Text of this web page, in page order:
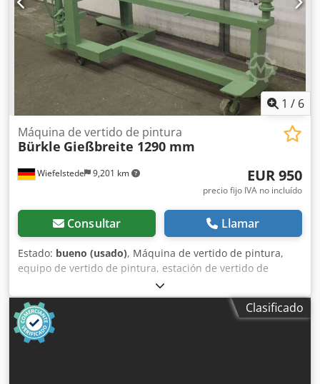
1 / 6
Wiefelstede 9,201 km
Máquina de vertido de pintura
Bürkle Gießbreite 1290 mm
EUR 950
precio fijo IVA no incluído
Consultar Llamar
Estado: bueno (usado), Máquina de vertido de pintura,
equipo de vertido de pintura, estación de vertido de
pintura -Máquina de vertido de pintura -Fabricante: Bürkle
-Ancho máximo de vertido: 1290 mm -Espacio de vertido
ajustable: mediante rueda manual con indicador Dsdpfxsc
R Iyaj Ahmjkr -Ajuste hidráulico de la altura -Sin: bomba de
pintura -Dimensiones: 2100/800/A1450 mm -Peso: 386 kg
Clasificado